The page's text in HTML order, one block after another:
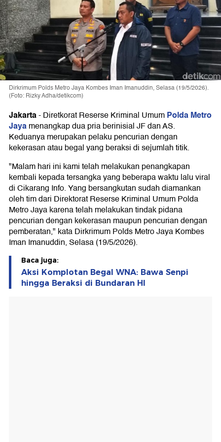
Dirkrimum Polds Metro Jaya Kombes Iman Imanuddin, Selasa (19/5/2026).
(Foto: Rizky Adha/detikcom)
Jakarta-Diretkorat Reserse Kriminal UmumPolda Metro
Jayamenangkap dua pria berinisial JF dan AS.
Keduanya merupakan pelaku pencurian dengan
kekerasan atau begal yang beraksi di sejumlah titik.
"Malam hari ini kami telah melakukan penangkapan
kembali kepada tersangka yang beberapa waktu lalu viral
di Cikarang Info. Yang bersangkutan sudah diamankan
oleh tim dari Direktorat Reserse Kriminal Umum Polda
Metro Jaya karena telah melakukan tindak pidana
pencurian dengan kekerasan maupun pencurian dengan
pemberatan," kata Dirkrimum Polds Metro Jaya Kombes
Iman Imanuddin, Selasa (19/5/2026).
Baca juga:
Aksi Komplotan Begal WNA: Bawa Senpi
hingga Beraksi di Bundaran HI